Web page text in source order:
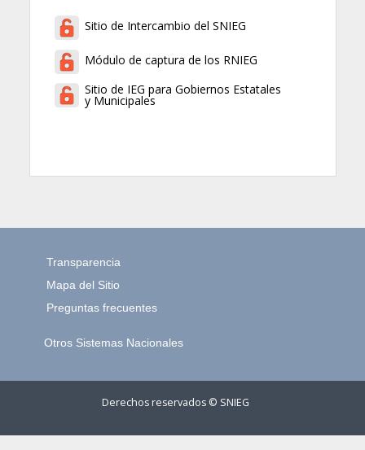
Sitio de Intercambio del SNIEG
Módulo de captura de los RNIEG
Sitio de IEG para Gobiernos Estatales
y Municipales
Transparencia
Mapa del Sitio
Preguntas frecuentes
Otros Sistemas Nacionales
Derechos reservados © SNIEG